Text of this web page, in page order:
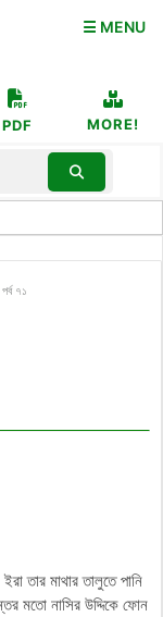
☰ MENU
PDF MORE!
৭১
তার মাথার তালুতে পানি
মতো নাসির উদ্দিকে ফোন